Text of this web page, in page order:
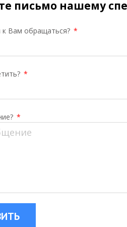
письмо нашему
Вам обращаться? *
*
*